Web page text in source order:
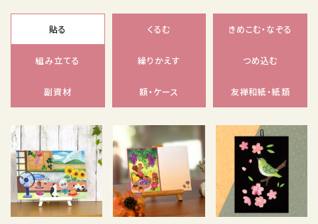
貼る くるむ きめこむ・なぞる
組み立てる 繰りかえす つめ込む
副資材 額・ケース 友禅和紙・紙類